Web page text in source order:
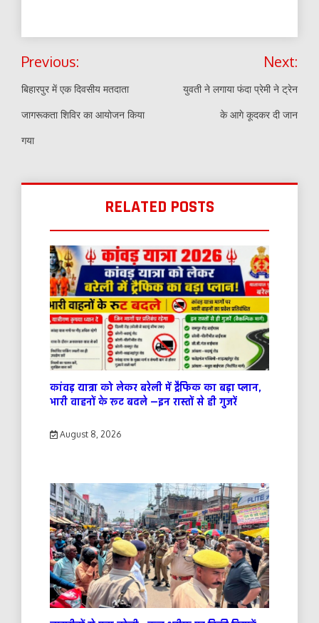
Post
navigation
Previous:
बिहारपुर में एक दिवसीय मतदाता
जागरूकता शिविर का आयोजन किया
गया
Next:
युवती ने लगाया फंदा प्रेमी ने ट्रेन
के आगे कूदकर दी जान
RELATED POSTS
कांवड़ यात्रा को लेकर बरेली में ट्रैफिक का बड़ा प्लान,
भारी वाहनों के रूट बदले —इन रास्तों से ही गुजरें
August 8, 2026